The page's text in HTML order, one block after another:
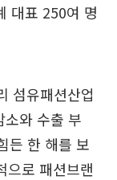
대표 250여 명
섬유패션산업
와 수출 부
든 한 해를 보
으로 패션브랜